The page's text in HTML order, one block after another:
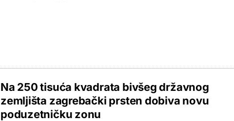
Na 250 tisuća kvadrata bivšeg državnog
zemljišta zagrebački prsten dobiva novu
poduzetničku zonu